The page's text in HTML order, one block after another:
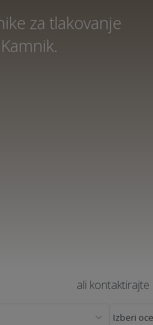
za tlakovanje
ali